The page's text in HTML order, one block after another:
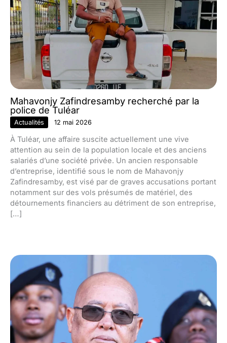
Mahavonjy Zafindresamby recherché par la
police de Tuléar
Actualités 12 mai 2026
À Tuléar, une affaire suscite actuellement une vive
attention au sein de la population locale et des anciens
salariés d’une société privée. Un ancien responsable
d’entreprise, identifié sous le nom de Mahavonjy
Zafindresamby, est visé par de graves accusations portant
notamment sur des vols présumés de matériel, des
détournements financiers au détriment de son entreprise,
[…]